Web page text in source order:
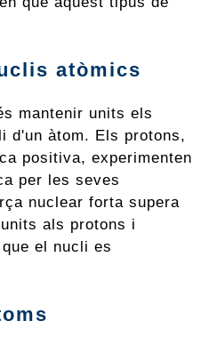
atòmics
mantenir units els
d'un àtom. Els protons,
positiva, experimenten
per les seves
nuclear forta supera
als protons i
el nucli es